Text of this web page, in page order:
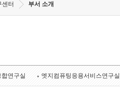
센터 부서 소개
합연구실 엣지컴퓨팅응용서비스연구실